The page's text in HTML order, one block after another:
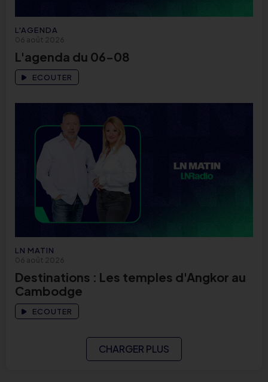
L'AGENDA
06 août 2026
L'agenda du 06-08
ECOUTER
LN MATIN
06 août 2026
Destinations : Les temples d'Angkor au
Cambodge
ECOUTER
CHARGER PLUS